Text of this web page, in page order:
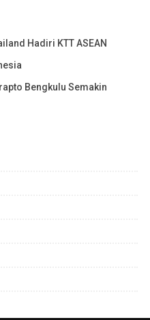
Hadiri KTT ASEAN
Bengkulu Semakin